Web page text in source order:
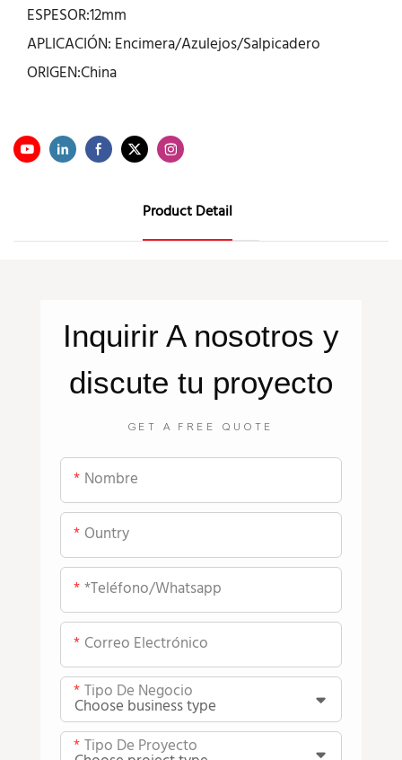
ESPESOR:12mm
APLICACIÓN: Encimera/Azulejos/Salpicadero
ORIGEN:China
Product Detail
Inquirir A nosotros y
discute tu proyecto
GET A FREE QUOTE
Nombre
Ountry
*teléfono/whatsapp
Correo Electrónico
Tipo De Negocio
Tipo De Proyecto